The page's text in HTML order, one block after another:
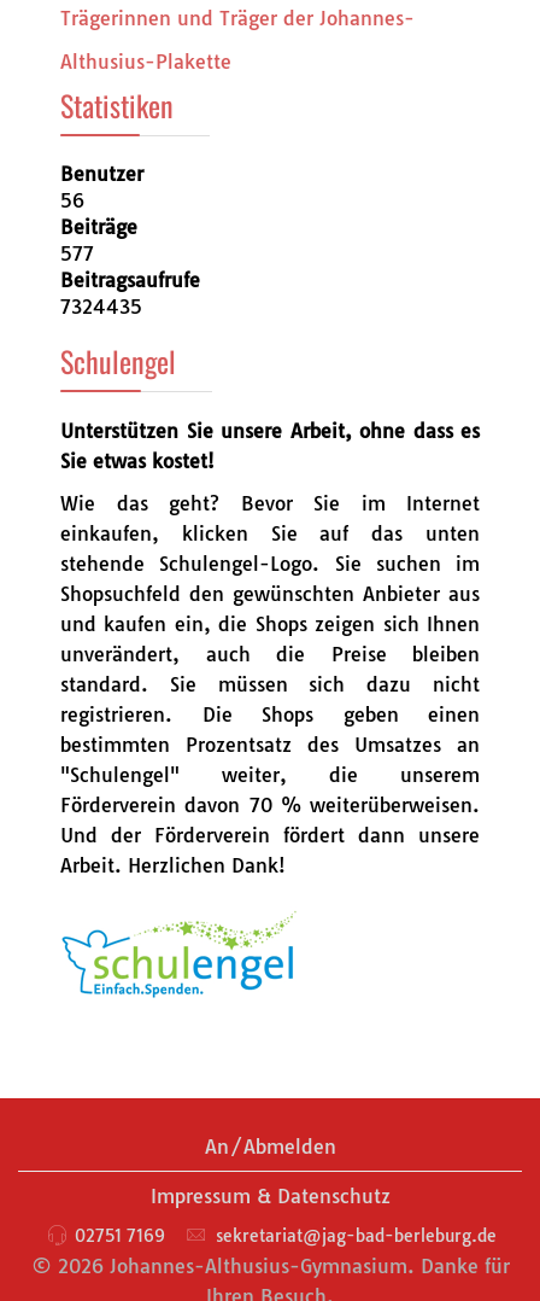
Trägerinnen und Träger der Johannes-
Althusius-Plakette
Statistiken
Benutzer
56
Beiträge
577
Beitragsaufrufe
7324435
Schulengel
Unterstützen Sie unsere Arbeit, ohne dass es
Sie etwas kostet!
Wie das geht? Bevor Sie im Internet
einkaufen, klicken Sie auf das unten
stehende Schulengel-Logo. Sie suchen im
Shopsuchfeld den gewünschten Anbieter aus
und kaufen ein, die Shops zeigen sich Ihnen
unverändert, auch die Preise bleiben
standard. Sie müssen sich dazu nicht
registrieren. Die Shops geben einen
bestimmten Prozentsatz des Umsatzes an
"Schulengel" weiter, die unserem
Förderverein davon 70 % weiterüberweisen.
Und der Förderverein fördert dann unsere
Arbeit. Herzlichen Dank!
An/Abmelden
Impressum & Datenschutz
02751 7169 sekretariat@jag-bad-berleburg.de
© 2026 Johannes-Althusius-Gymnasium. Danke für
Ihren Besuch.